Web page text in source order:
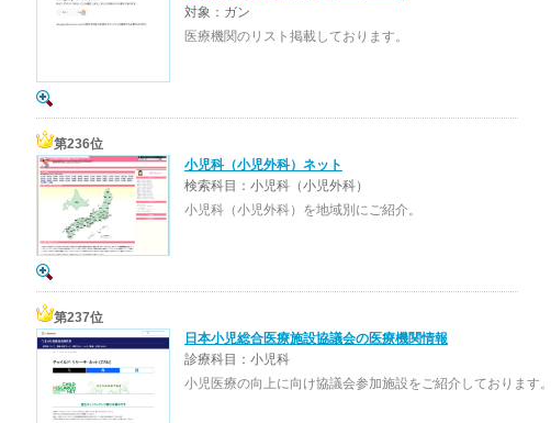
対象：ガン
医療機関のリスト掲載しております。
第236位
小児科（小児外科）ネット
検索科目：小児科（小児外科）
小児科（小児外科）を地域別にご紹介。
第237位
日本小児総合医療施設協議会の医療機関情報
診療科目：小児科
小児医療の向上に向け協議会参加施設をご紹介しております。